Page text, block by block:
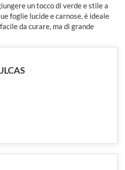
un tocco di verde e stile a
foglie lucide e carnose, è ideale
da curare, ma di grande